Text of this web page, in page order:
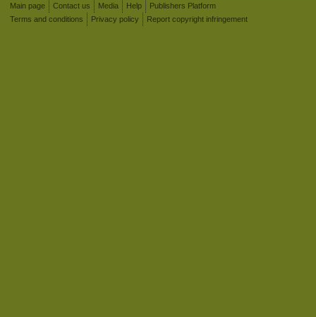
Main page Contact us Media Help
Publishers Platform
Terms and conditions
Privacy policy Report copyright infringement